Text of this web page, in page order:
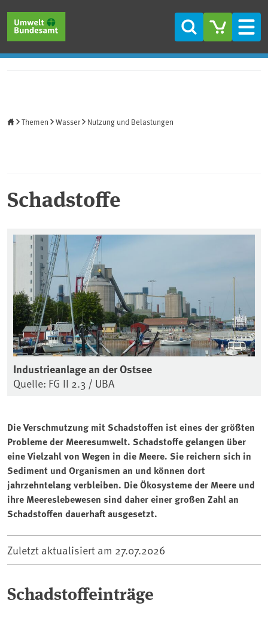
Suche
Themen Wasser Nutzung und Belastungen
Schadstoffe
Industrieanlage an der Ostsee
Quelle: FG II 2.3 / UBA
Die Verschmutzung mit Schadstoffen ist eines der größten
Probleme der Meeresumwelt. Schadstoffe gelangen über
eine Vielzahl von Wegen in die Meere. Sie reichern sich in
Sediment und Organismen an und können dort
jahrzehntelang verbleiben. Die Ökosysteme der Meere und
ihre Meereslebewesen sind daher einer großen Zahl an
Schadstoffen dauerhaft ausgesetzt.
Zuletzt aktualisiert am 27.07.2026
Schadstoffeinträge